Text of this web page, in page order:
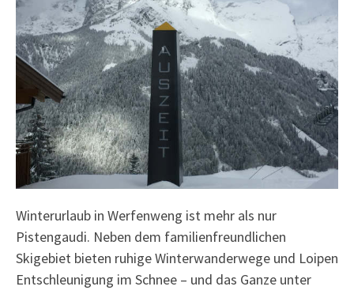
Winterurlaub in Werfenweng ist mehr als nur
Pistengaudi. Neben dem familienfreundlichen
Skigebiet bieten ruhige Winterwanderwege und Loipen
Entschleunigung im Schnee – und das Ganze unter